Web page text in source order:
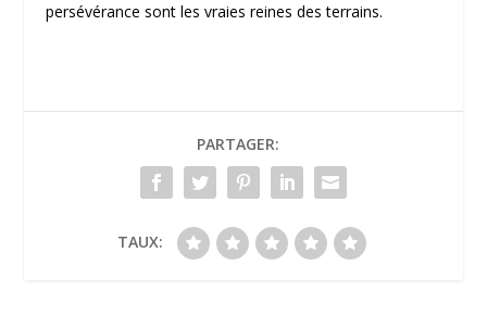
persévérance sont les vraies reines des terrains.
PARTAGER:
TAUX: